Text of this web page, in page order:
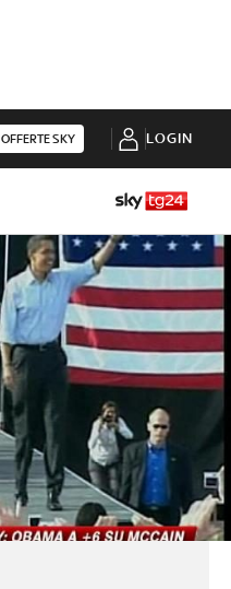
OFFERTE SKY LOGIN